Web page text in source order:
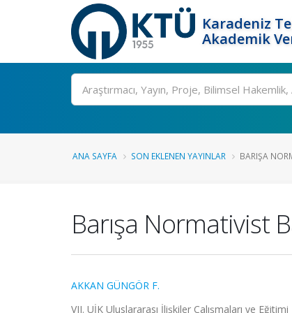
Karadeniz
Akademik
Ara
ANA SAYFA SON EKLENEN YAYINLAR BARIŞA
Barışa Normativist
AKKAN GÜNGÖR F.
VII. UİK Uluslararası İlişkiler Çalışmaları ve